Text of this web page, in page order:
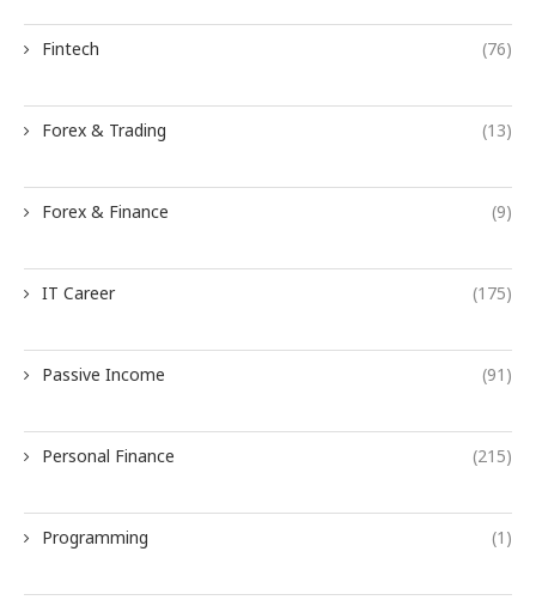
Fintech (76)
Forex & Trading (13)
Forex & Finance (9)
IT Career (175)
Passive Income (91)
Personal Finance (215)
Programming (1)